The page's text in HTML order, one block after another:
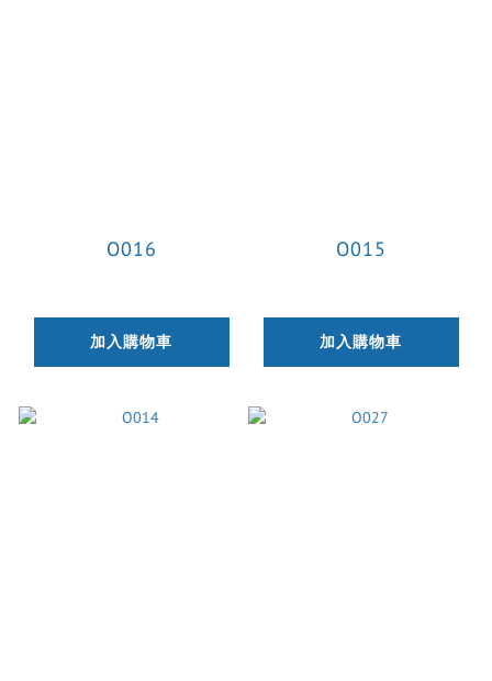
O016
加入購物車
O015
加入購物車